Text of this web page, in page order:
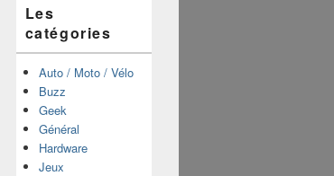
latérale
Les
catégories
Auto / Moto / Vélo
Buzz
Geek
Général
Hardware
Jeux